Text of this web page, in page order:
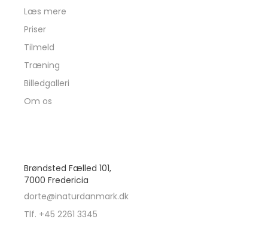
Læs mere
Priser
Tilmeld
Træning
Billedgalleri
Om os
Brøndsted Fælled 101,
7000 Fredericia
dorte@inaturdanmark.dk
Tlf. +45 2261 3345